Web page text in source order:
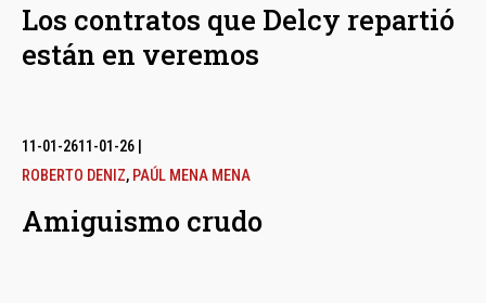
Los contratos que Delcy repartió
están en veremos
11-01-2611-01-26
ROBERTO DENIZ, PAÚL MENA MENA
Amiguismo crudo